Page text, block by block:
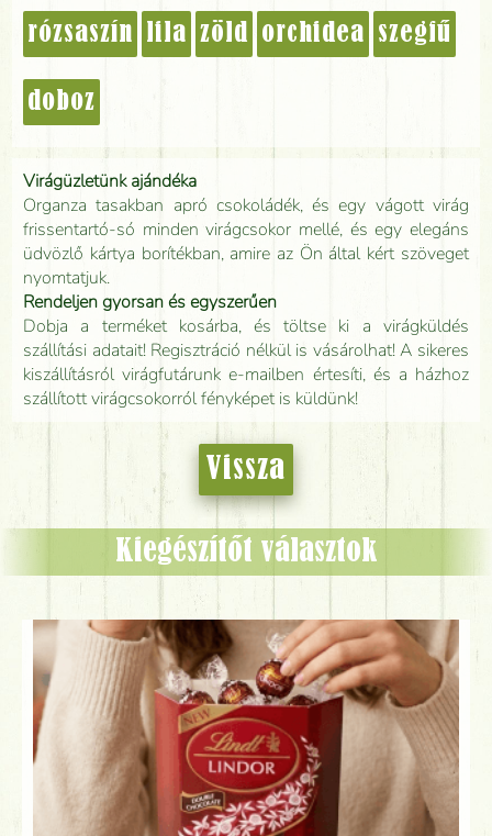
rózsaszín lila zöld orchidea szegfű
doboz
Virágüzletünk ajándéka
Organza tasakban apró csokoládék, és egy vágott virág
frissentartó-só minden virágcsokor mellé, és egy elegáns
üdvözlő kártya borítékban, amire az Ön által kért szöveget
nyomtatjuk.
Rendeljen gyorsan és egyszerűen
Dobja a terméket kosárba, és töltse ki a virágküldés
szállítási adatait! Regisztráció nélkül is vásárolhat! A sikeres
kiszállításról virágfutárunk e-mailben értesíti, és a házhoz
szállított virágcsokorról fényképet is küldünk!
Vissza
Kiegészítőt választok